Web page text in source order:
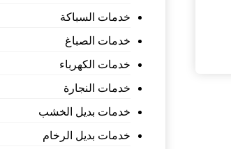
خدمات السباكة
خدمات الصباغ
خدمات الكهرباء
خدمات النجارة
خدمات بديل الخشب
خدمات بديل الرخام